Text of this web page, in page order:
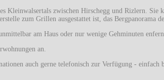
Kleinwalsertals zwischen Hirschegg und Rizlern.
zum Grillen ausgestattet ist, das Bergpanorama
am Haus oder nur wenige Gehminuten
an.
auch gerne telefonisch zur Verfügung - einfach